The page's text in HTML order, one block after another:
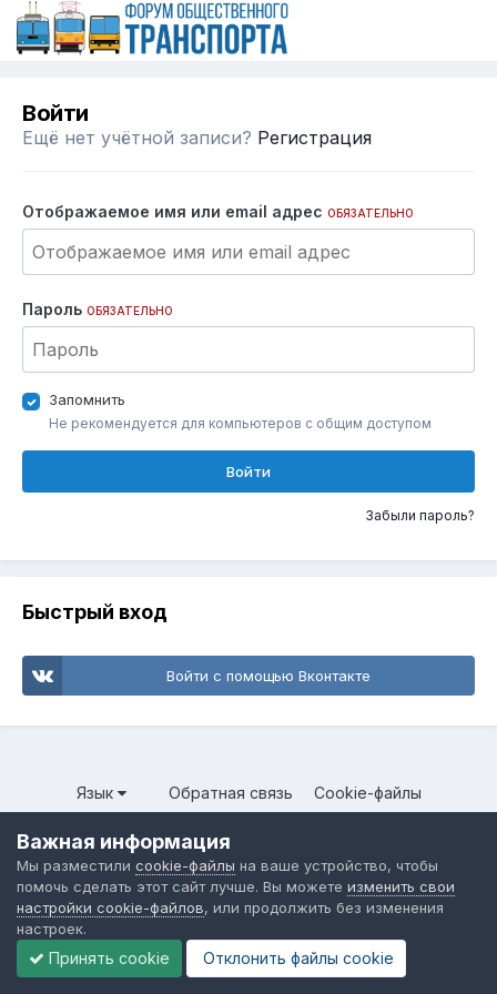
Войти
Ещё нет учётной записи? Регистрация
Отображаемое имя или email адрес ОБЯЗАТЕЛЬНО
Пароль ОБЯЗАТЕЛЬНО
Запомнить
Не рекомендуется для компьютеров с общим доступом
Войти
Забыли пароль?
Быстрый вход
Войти с помощью Вконтакте
Язык Обратная связь Cookie-файлы
Powered by Invision Community
Важная информация
Мы разместили cookie-файлы на ваше устройство, чтобы
помочь сделать этот сайт лучше. Вы можете изменить свои
настройки cookie-файлов, или продолжить без изменения
настроек.
Принять cookie Отклонить файлы сookie